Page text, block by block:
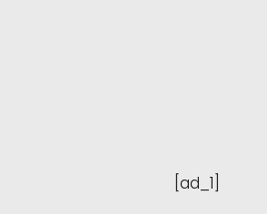
[ad_1]